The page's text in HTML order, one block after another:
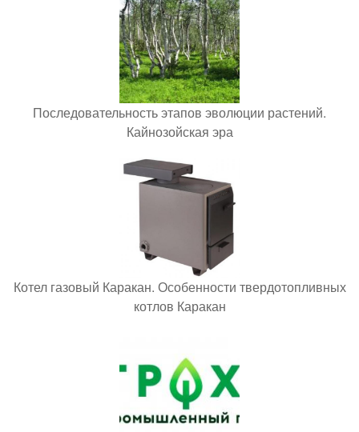
Последовательность этапов эволюции растений.
Кайнозойская эра
Котел газовый Каракан. Особенности твердотопливных
котлов Каракан